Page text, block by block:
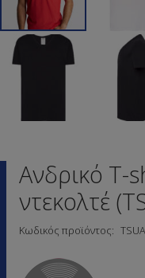
Ανδρικό T-
ντεκολτέ
Κωδικός προϊόντος: